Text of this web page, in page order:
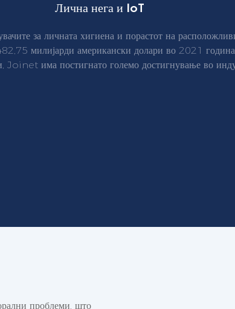
Лична нега и IoT
за личната хигиена и порастот на
милијарди американски долари во 2021
Joinet има постигнато големо достигнување во
проблеми, што